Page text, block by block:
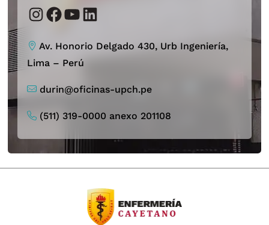
Instagram
Facebook
YouTube
LinkedIn
Av. Honorio Delgado 430, Urb Ingeniería,
Lima – Perú
durin@oficinas-upch.pe
(511) 319-0000 anexo 201108